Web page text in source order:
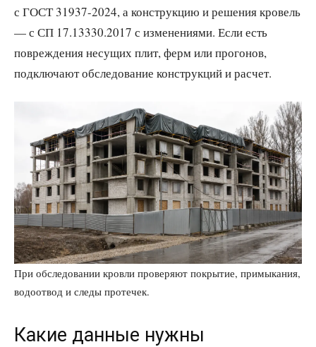
с ГОСТ 31937-2024, а конструкцию и решения кровель
— с СП 17.13330.2017 с изменениями. Если есть
повреждения несущих плит, ферм или прогонов,
подключают обследование конструкций и расчет.
При обследовании кровли проверяют покрытие, примыкания,
водоотвод и следы протечек.
Какие данные нужны